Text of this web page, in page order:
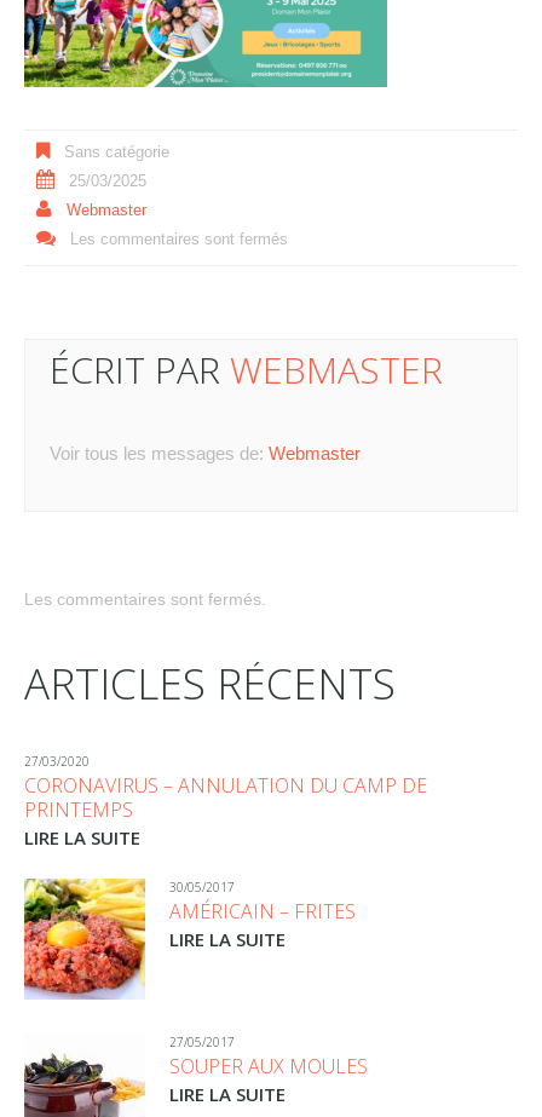
Sans catégorie
25/03/2025
Webmaster
Les commentaires sont fermés
ÉCRIT PAR WEBMASTER
Voir tous les messages de: Webmaster
Les commentaires sont fermés.
ARTICLES RÉCENTS
27/03/2020
CORONAVIRUS – ANNULATION DU CAMP DE
PRINTEMPS
LIRE LA SUITE
30/05/2017
AMÉRICAIN – FRITES
LIRE LA SUITE
27/05/2017
SOUPER AUX MOULES
LIRE LA SUITE